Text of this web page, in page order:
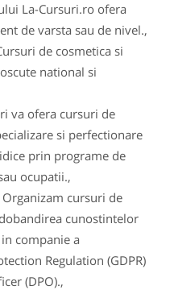
La-Cursuri.ro ofera
de varsta sau de nivel.,
de cosmetica si
national si
va ofera cursuri de
si perfectionare
prin programe de
ocupatii.,
cursuri de
cunostintelor
companie a
Regulation (GDPR)
(DPO).,